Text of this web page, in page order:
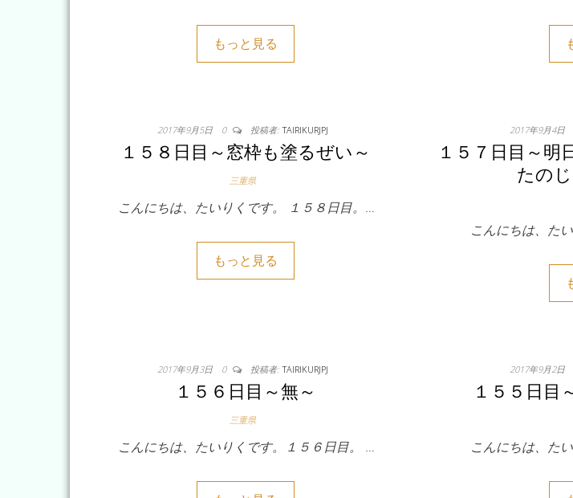
もっと見る
2017年9月5日 0 投稿者: TAIRIKURJPJ
１５８日目～窓枠も塗るぜい～
三重県
こんにちは、たいりくです。 １５８日目。…
もっと見る
2017年9月4日
１５７日目～明
たの
こんにちは、た
2017年9月3日 0 投稿者: TAIRIKURJPJ
１５６日目～無～
三重県
こんにちは、たいりくです。１５６日目。 …
2017年9月2日
１５５日目
こんにちは、た